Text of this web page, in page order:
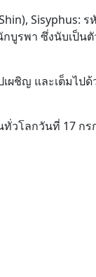
Sisyphus: ร
บูรพา ซึ่งนับเป็น
ผชิญ และเต็มไป
ทั่วโลกวันที่ 17 ก